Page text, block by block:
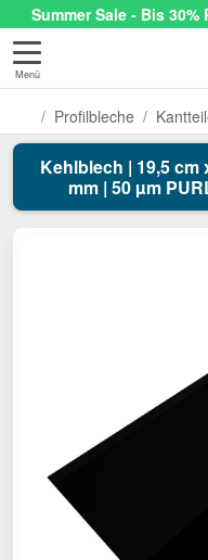
Summer Sale - Bis
Menü
Profilbleche
Kehlblech | 19,5 cm
mm | 50 µm